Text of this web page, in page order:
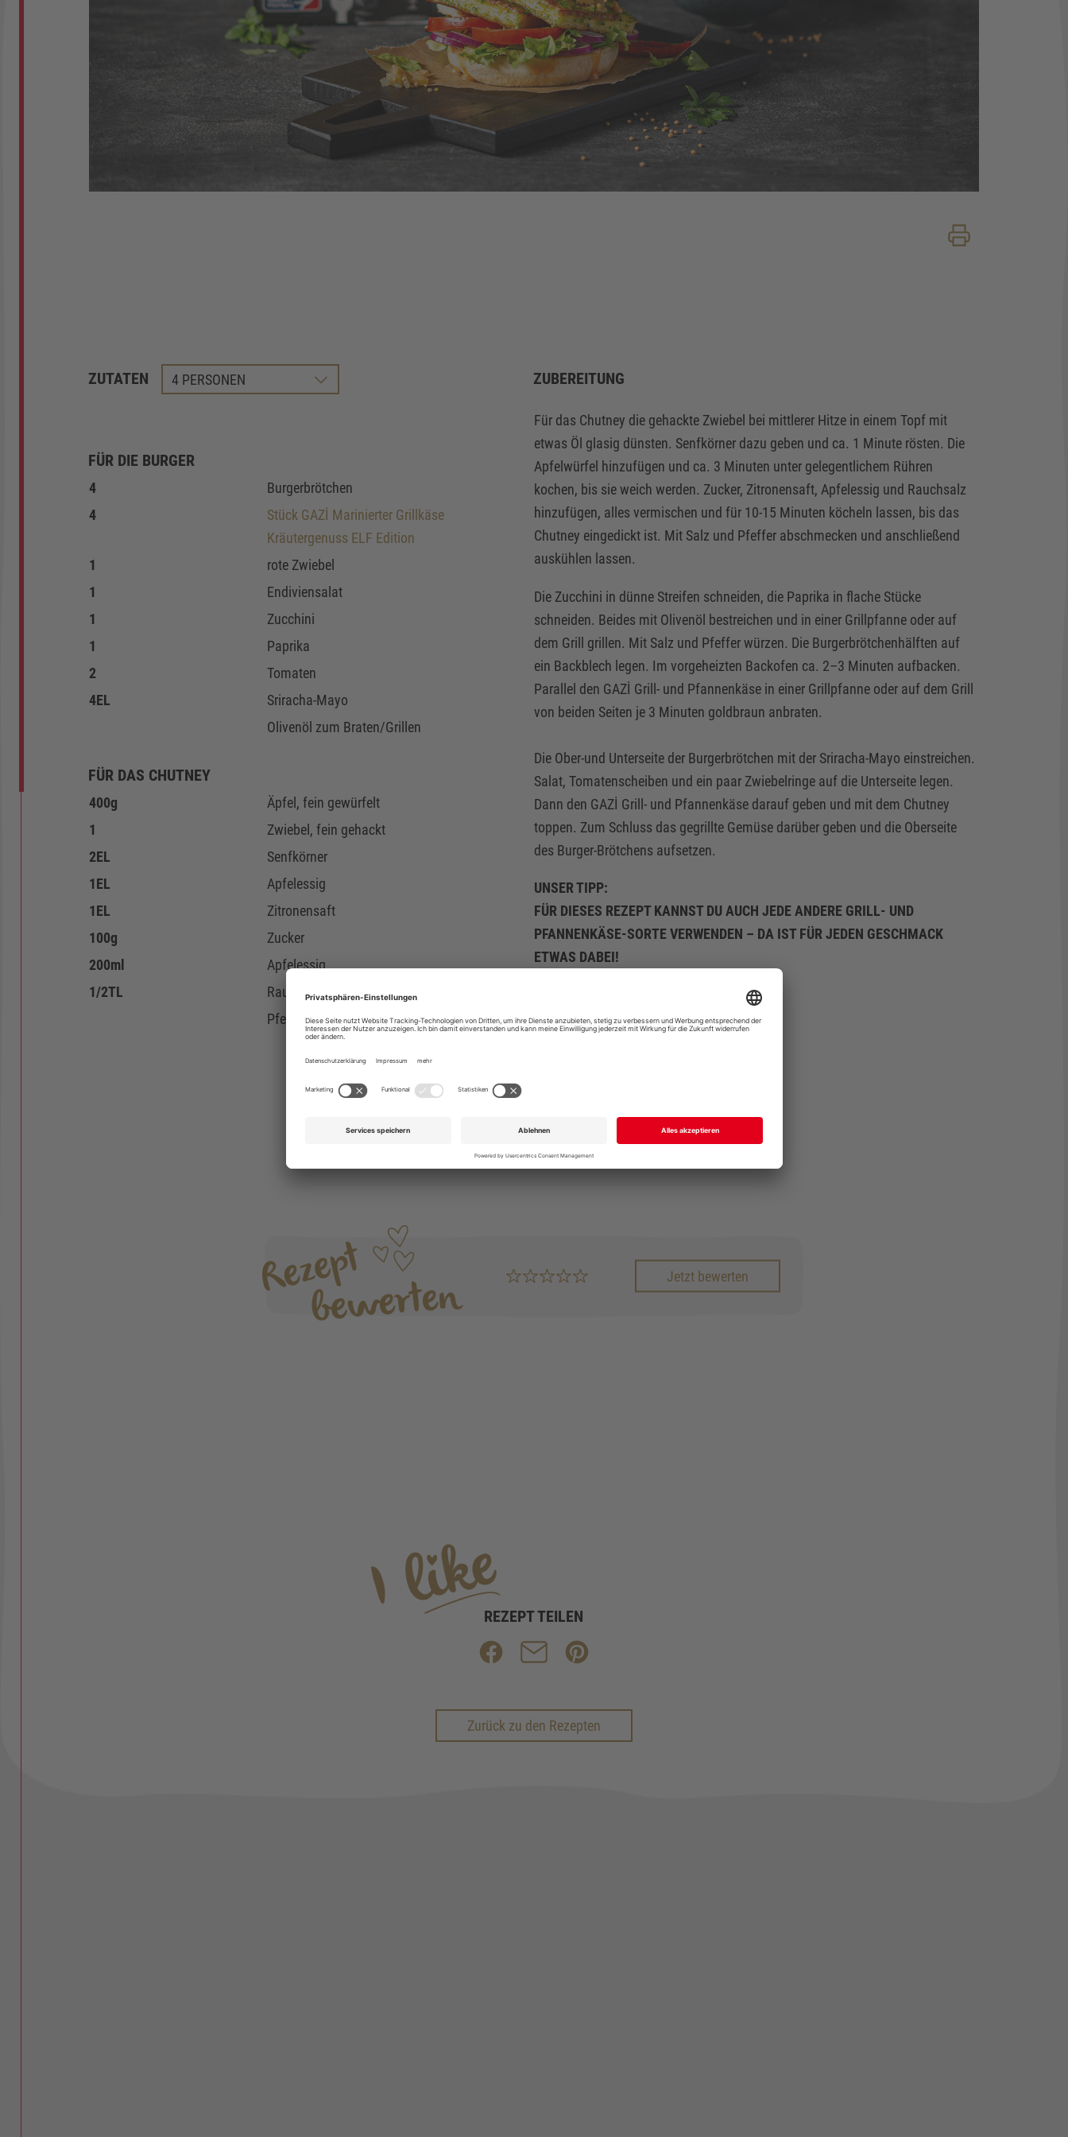
ZUTATEN
FÜR DIE BURGER
4
Burgerbrötchen
4
Stück GAZİ Marinierter Grillkäse
Kräutergenuss ELF Edition
1
rote Zwiebel
1
Endiviensalat
1
Zucchini
1
Paprika
2
Tomaten
4EL
Sriracha-Mayo
Olivenöl zum Braten/Grillen
FÜR DAS CHUTNEY
400g
Äpfel, fein gewürfelt
1
Zwiebel, fein gehackt
2EL
Senfkörner
1EL
Apfelessig
1EL
Zitronensaft
100g
Zucker
200ml
Apfelessig
1/2TL
Rauchsalz
Pfeffer nach Geschmack
ZUBEREITUNG
Für das Chutney die gehackte Zwiebel bei mittlerer Hitze in einem Topf mit
etwas Öl glasig dünsten. Senfkörner dazu geben und ca. 1 Minute rösten. Die
Apfelwürfel hinzufügen und ca. 3 Minuten unter gelegentlichem Rühren
kochen, bis sie weich werden. Zucker, Zitronensaft, Apfelessig und Rauchsalz
hinzufügen, alles vermischen und für 10-15 Minuten köcheln lassen, bis das
Chutney eingedickt ist. Mit Salz und Pfeffer abschmecken und anschließend
auskühlen lassen.
Die Zucchini in dünne Streifen schneiden, die Paprika in flache Stücke
schneiden. Beides mit Olivenöl bestreichen und in einer Grillpfanne oder auf
dem Grill grillen. Mit Salz und Pfeffer würzen. Die Burgerbrötchenhälften auf
ein Backblech legen. Im vorgeheizten Backofen ca. 2–3 Minuten aufbacken.
Parallel den GAZİ Grill- und Pfannenkäse in einer Grillpfanne oder auf dem Grill
von beiden Seiten je 3 Minuten goldbraun anbraten.
Die Ober-und Unterseite der Burgerbrötchen mit der Sriracha-Mayo einstreichen.
Salat, Tomatenscheiben und ein paar Zwiebelringe auf die Unterseite legen.
Dann den GAZİ Grill- und Pfannenkäse darauf geben und mit dem Chutney
toppen. Zum Schluss das gegrillte Gemüse darüber geben und die Oberseite
des Burger-Brötchens aufsetzen.
UNSER TIPP:
FÜR DIESES REZEPT KANNST DU AUCH JEDE ANDERE GRILL- UND
PFANNENKÄSE-SORTE VERWENDEN – DA IST FÜR JEDEN GESCHMACK
ETWAS DABEI!
Jetzt bewerten
REZEPT TEILEN
Zurück zu den Rezepten
NOCH FRAGEN OFFEN?
GERNE HELFEN WIR WEITER!
Senden
GERNE AUCH DIREKT UNTER
+49 711 168 610
info@garmo.de